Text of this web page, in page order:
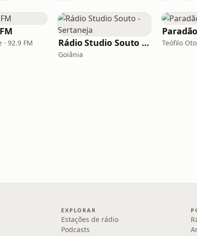
92.9 FM Rádio Studio Souto - Sertaneja
Goiânia
Teófilo
EXPLORAR
Estações de rádio
Podcasts